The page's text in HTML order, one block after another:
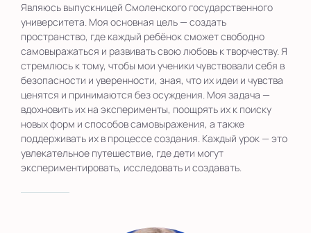
Являюсь выпускницей Смоленского государственного
университета. Моя основная цель — создать
пространство, где каждый ребёнок сможет свободно
самовыражаться и развивать свою любовь к творчеству. Я
стремлюсь к тому, чтобы мои ученики чувствовали себя в
безопасности и уверенности, зная, что их идеи и чувства
ценятся и принимаются без осуждения. Моя задача —
вдохновить их на эксперименты, поощрять их к поиску
новых форм и способов самовыражения, а также
поддерживать их в процессе создания. Каждый урок — это
увлекательное путешествие, где дети могут
экспериментировать, исследовать и создавать.